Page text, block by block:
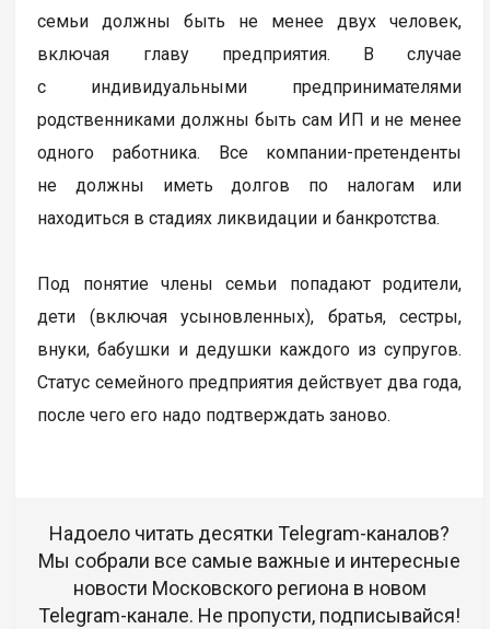
семьи должны быть не менее двух человек,
включая главу предприятия. В случае
с индивидуальными предпринимателями
родственниками должны быть сам ИП и не менее
одного работника. Все компании-претенденты
не должны иметь долгов по налогам или
находиться в стадиях ликвидации и банкротства.
Под понятие члены семьи попадают родители,
дети (включая усыновленных), братья, сестры,
внуки, бабушки и дедушки каждого из супругов.
Статус семейного предприятия действует два года,
после чего его надо подтверждать заново.
Надоело читать десятки Telegram-каналов?
Мы собрали все самые важные и интересные
новости Московского региона в новом
Telegram-канале. Не пропусти, подписывайся!